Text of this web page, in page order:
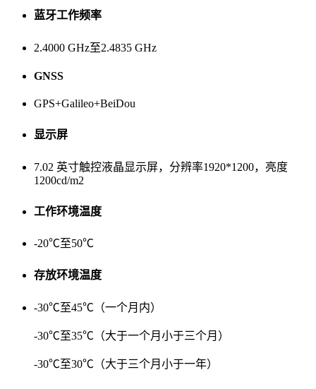
蓝牙工作频率
2.4000 GHz至2.4835 GHz
GNSS
GPS+Galileo+BeiDou
显示屏
7.02 英寸触控液晶显示屏，分辨率1920*1200，亮度
1200cd/m2
工作环境温度
-20℃至50℃
存放环境温度
-30℃至45℃（一个月内）
-30℃至35℃（大于一个月小于三个月）
-30℃至30℃（大于三个月小于一年）